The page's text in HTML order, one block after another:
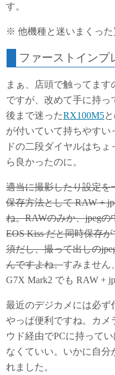
す。
※ 他機種と迷いまくっ
ファーストインプ
まぁ、店頭で触ってま
ですが、改めて手に持っ
後まで迷ったRX100M5
が付いていて持ちやすい
ドの二段ダイヤルはち
ら良かったのに。
適当に撮影したり設定を
保存方法として RAW +
ね。RAWのみか、jpeg
EOS Kiss だと同時保存
須だし、撮って出しの
んですよね。すみません
G7X Mark2 でも RAW +
最近のデジカメには必ず
やっぱ便利ですね。カメ
ウド経由でPCに持って
なくていい。いかに自分
れました。